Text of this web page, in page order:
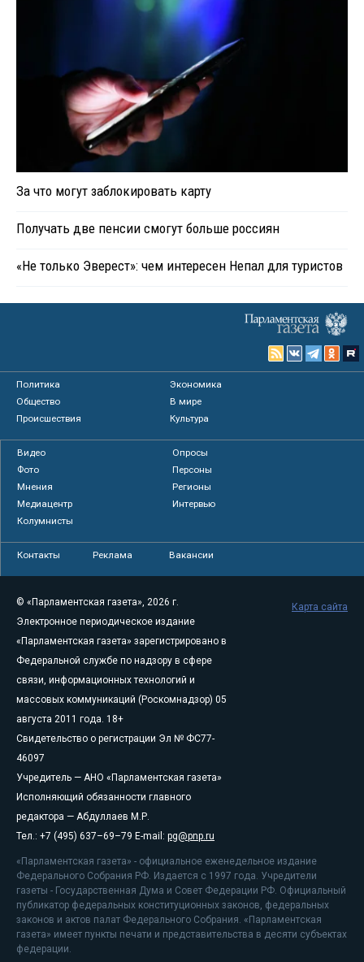
За что могут заблокировать карту
Получать две пенсии смогут больше россиян
«Не только Эверест»: чем интересен Непал для туристов
Политика
Экономика
Общество
В мире
Происшествия
Культура
Видео
Опросы
Фото
Персоны
Мнения
Регионы
Медиацентр
Интервью
Колумнисты
Контакты Реклама Вакансии
© «Парламентская газета», 2026 г.
Электронное периодическое издание
«Парламентская газета» зарегистрировано в
Федеральной службе по надзору в сфере
связи, информационных технологий и
массовых коммуникаций (Роскомнадзор) 05
августа 2011 года. 18+
Свидетельство о регистрации Эл № ФС77-
46097
Учредитель — АНО «Парламентская газета»
Исполняющий обязанности главного
редактора — Абдуллаев М.Р.
Тел.: +7 (495) 637–69–79 E-mail: pg@pnp.ru
«Парламентская газета» - официальное еженедельное издание
Федерального Собрания РФ. Издается с 1997 года. Учредители
газеты - Государственная Дума и Совет Федерации РФ. Официальный
публикатор федеральных конституционных законов, федеральных
законов и актов палат Федерального Собрания. «Парламентская
газета» имеет пункты печати и представительства в десяти субъектах
федерации.
Карта сайта